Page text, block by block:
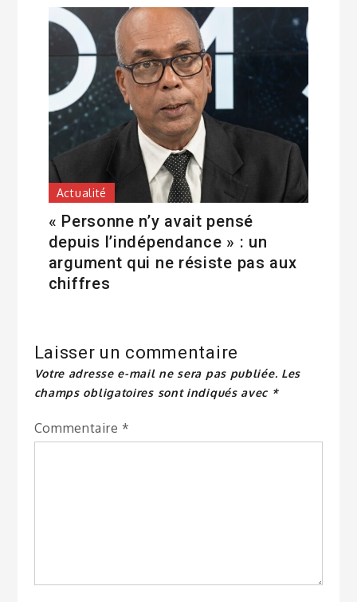
Actualité
« Personne n’y avait pensé
depuis l’indépendance » : un
argument qui ne résiste pas aux
chiffres
Laisser un commentaire
Votre adresse e-mail ne sera pas publiée. Les
champs obligatoires sont indiqués avec *
Commentaire *